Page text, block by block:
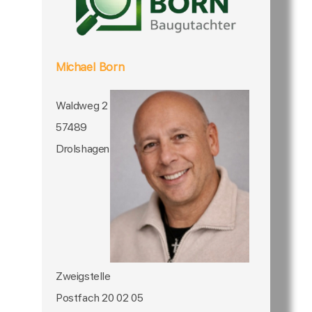
Michael Born
Waldweg 2
57489
Drolshagen
Zweigstelle
Postfach 20 02 05